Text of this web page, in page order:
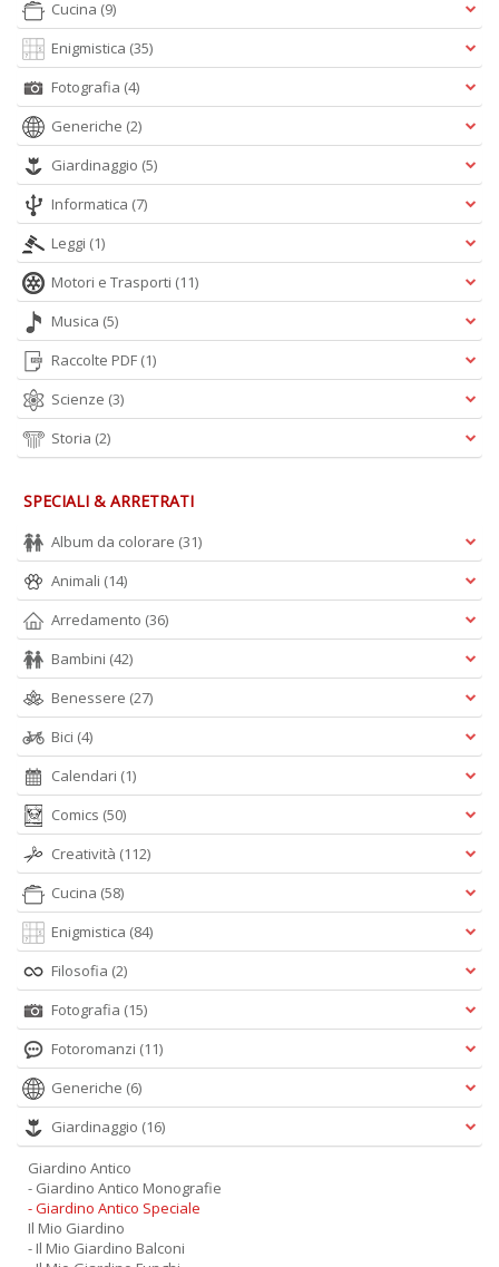
Cucina (9)
Enigmistica (35)
Fotografia (4)
Generiche (2)
Giardinaggio (5)
Informatica (7)
Leggi (1)
Motori e Trasporti (11)
Musica (5)
Raccolte PDF (1)
Scienze (3)
Storia (2)
SPECIALI & ARRETRATI
Album da colorare (31)
Animali (14)
Arredamento (36)
Bambini (42)
Benessere (27)
Bici (4)
Calendari (1)
Comics (50)
Creatività (112)
Cucina (58)
Enigmistica (84)
Filosofia (2)
Fotografia (15)
Fotoromanzi (11)
Generiche (6)
Giardinaggio (16)
Giardino Antico
- Giardino Antico Monografie
- Giardino Antico Speciale
Il Mio Giardino
- Il Mio Giardino Balconi